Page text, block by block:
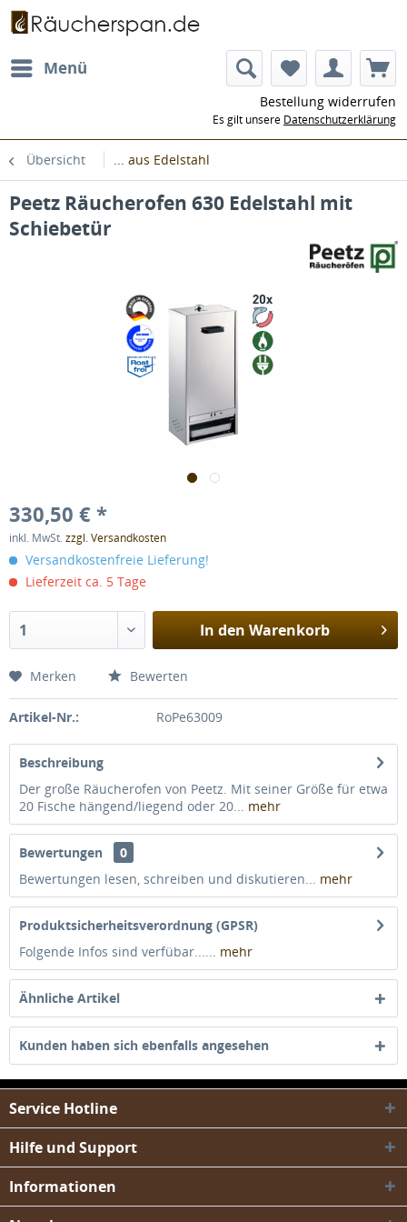
Menü
Bestellung widerrufen
Es gilt unsere Datenschutzerklärung
Übersicht ... aus Edelstahl
Peetz Räucherofen 630 Edelstahl mit
Schiebetür
330,50 € *
inkl. MwSt.zzgl. Versandkosten
Versandkostenfreie Lieferung!
Lieferzeit ca. 5 Tage
In den Warenkorb
Merken Bewerten
Artikel-Nr.: RoPe63009
Beschreibung
Der große Räucherofen von Peetz. Mit seiner Größe für etwa
20 Fische hängend/liegend oder 20... mehr
Bewertungen
0
Bewertungen lesen, schreiben und diskutieren... mehr
Produktsicherheitsverordnung (GPSR)
Folgende Infos sind verfübar...... mehr
Ähnliche Artikel
Kunden haben sich ebenfalls angesehen
Service Hotline
Hilfe und Support
Informationen